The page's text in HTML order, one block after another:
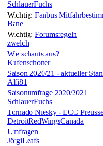
SchlauerFuchs
Wichtig: Fanbus
Bane
Wichtig: Forumsregeln
zwelch
Wie schauts aus?
Kufenschoner
Saison 2020/21 - aktueller
Alfi81
Saisonumfrage 2020/2021
SchlauerFuchs
Tornado Niesky - ECC
DetroitRedWingsCanada
Umfragen
JörgiLeafs